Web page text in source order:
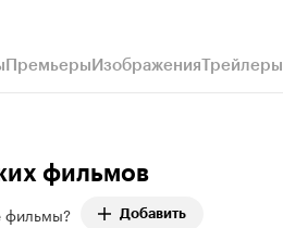
ПремьерыИзображенияТрейлеры
фильмов
фильмы? Добавить